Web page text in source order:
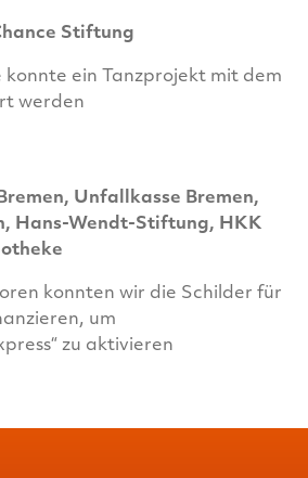
Stiftung
konnte ein Tanzprojekt mit dem
werden
Unfallkasse Bremen,
Hans-Wendt-Stiftung, HKK
konnten wir die Schilder für
um
zu aktivieren